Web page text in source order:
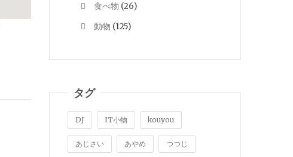
食べ物 (26)
動物 (125)
タグ
DJ IT小物 kouyou
あじさい あやめ つつじ